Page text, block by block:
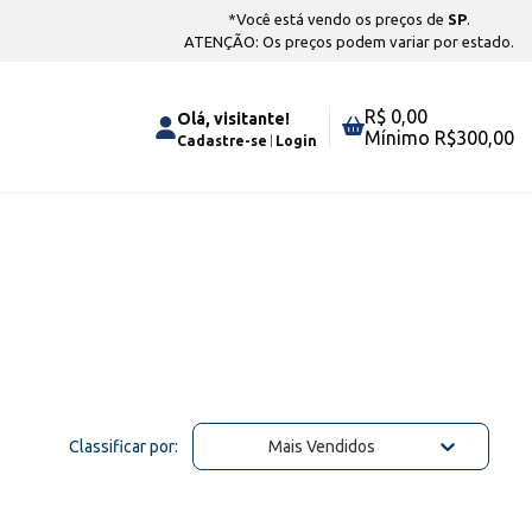
*Você está vendo os preços de SP.
ATENÇÃO: Os preços podem variar por estado.
Olá, visitante!
Cadastre-se Login
R$ 0,00
Mínimo R$300,00
Classificar por: Mais Vendidos